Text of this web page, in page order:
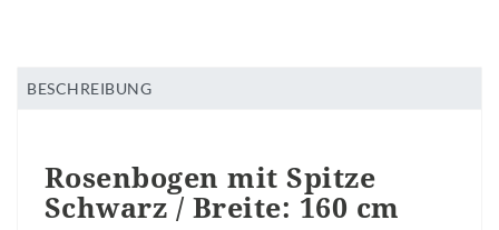
BESCHREIBUNG
Rosenbogen mit Spitze
Schwarz / Breite: 160 cm